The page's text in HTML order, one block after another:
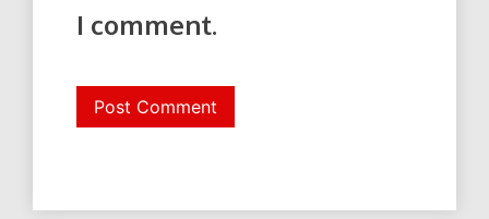
I comment.